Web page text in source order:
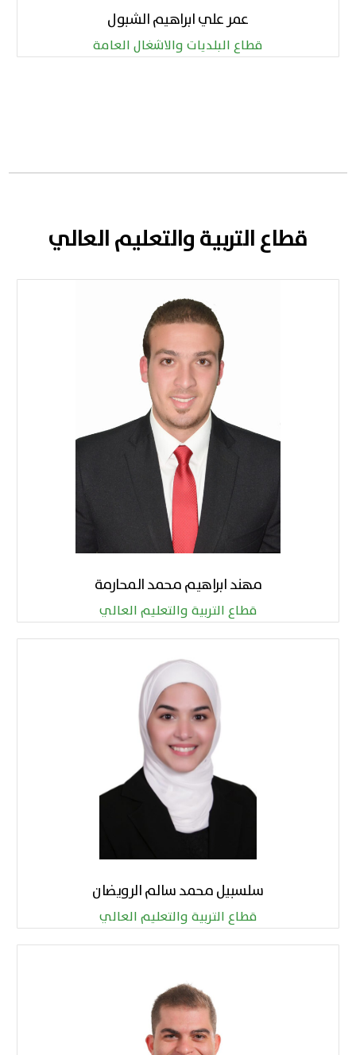
عمر علي ابراهيم الشبول
قطاع البلديات والاشغال العامة
قطاع التربية والتعليم العالي
مهند ابراهيم محمد المحارمة
قطاع التربية والتعليم العالي
سلسبيل محمد سالم الرويضان
قطاع التربية والتعليم العالي